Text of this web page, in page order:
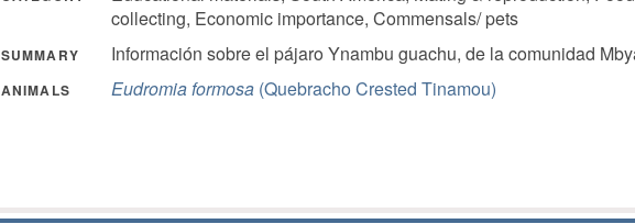
collecting, Economic importance, Commensals/ pets
SUMMARY Información sobre el pájaro Ynambu guachu, de la comunidad
ANIMALS Eudromia formosa(Quebracho Crested Tinamou)